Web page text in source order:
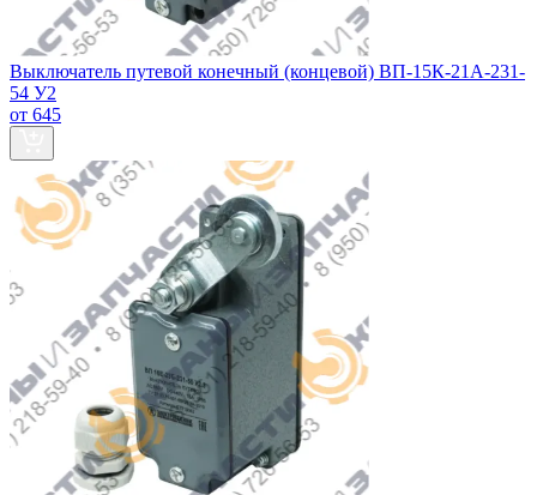
Выключатель путевой конечный (концевой) ВП-15К-21А-231-
54 У2
от 645